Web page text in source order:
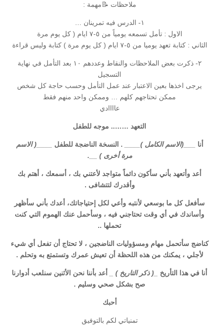
ملاحظات 📝مهمة :
١- الدرس فيه تمرينان …
الاول : تأمل تسمعه يومياً من ٥-٧ ايام ( كل يوم مرة
الثاني : كتابة تعهد يوميا من ٥-٧ ايام ( كل يوم مرة ) كتابة وليس قراءة
٢- ذكرت بعض الملاحظات والنقاط وعددهم ١٠ بعد التأمل في نهاية
التسجيل
يرجى اخذها بعين الاعتبار عند عمل التأمل وحسب حاجة كل شخص
ممكن تحتاجهم كلهم … وممكن واحد منهم فقط
عاااادي
التعهد …….. موجه للطفل
أنا ___(الاسم الكامل )____ . النسخة الناضجة للطفل ____( الاسم
مرة أخرى ) __.
أعد وأتعهد بأني سأكون دائماً متواجد لأعتني بك ، أسمعك ، أهتم بك
وأقدرك لتتشافى .
سأفعل كل ما بوسعي لأنتبه وأعي لكل إحتياجاتك، أعدك بأني سأظهر
وأساندك في أي وقت تحتاجني فيه ، وسأحمل عنك الهموم التي كنت
تحملها ..
كناضج سأتحمل مهام ومسؤوليات الناضجين ، لا تحتاج أن تفعل أي شيء
لأجلي ، يمكنك من هذه اللحظة أن تعيش عمرك وتستمتع به وتحلم .
أنا في هذا التأريخ _( ذكر التاريخ ) _
أعد بأننا نحن الأثنين سنلعب أدوارنا
صح بشكل صحي وسليم .
أحبك
تمنياتي لكم بالتوفيق